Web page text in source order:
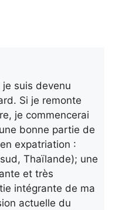
je suis devenu
Si je remonte
je commencerai
bonne partie de
expatriation :
Thaïlande); une
et très
intégrante de ma
actuelle du